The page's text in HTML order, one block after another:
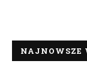
NAJNOWSZE